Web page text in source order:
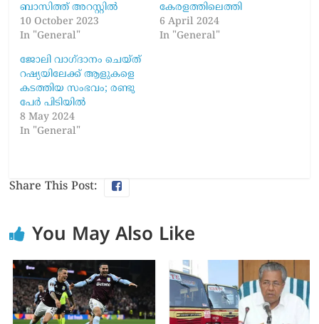
ബാസിത്ത്‌ അറസ്റ്റിൽ
10 October 2023
In "General"
കേരളത്തിലെത്തി
6 April 2024
In "General"
ജോലി വാ​ഗ്ദാനം ചെയ്ത്
റഷ്യയിലേക്ക് ആളുകളെ
കടത്തിയ സംഭവം; രണ്ടു
പേർ പിടിയിൽ
8 May 2024
In "General"
Share This Post:
You May Also Like